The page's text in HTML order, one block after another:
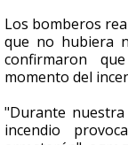
Los bomberos
que no hubiera
confirmaron
momento del
"Durante
incendio